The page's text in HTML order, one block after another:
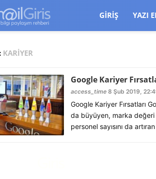
GIRIŞ YAZI
KARIYER
Google Kariyer
access_time 8 Şub 2019,
Google Kariyer Fırsatları
da büyüyen, marka
personel sayısını da